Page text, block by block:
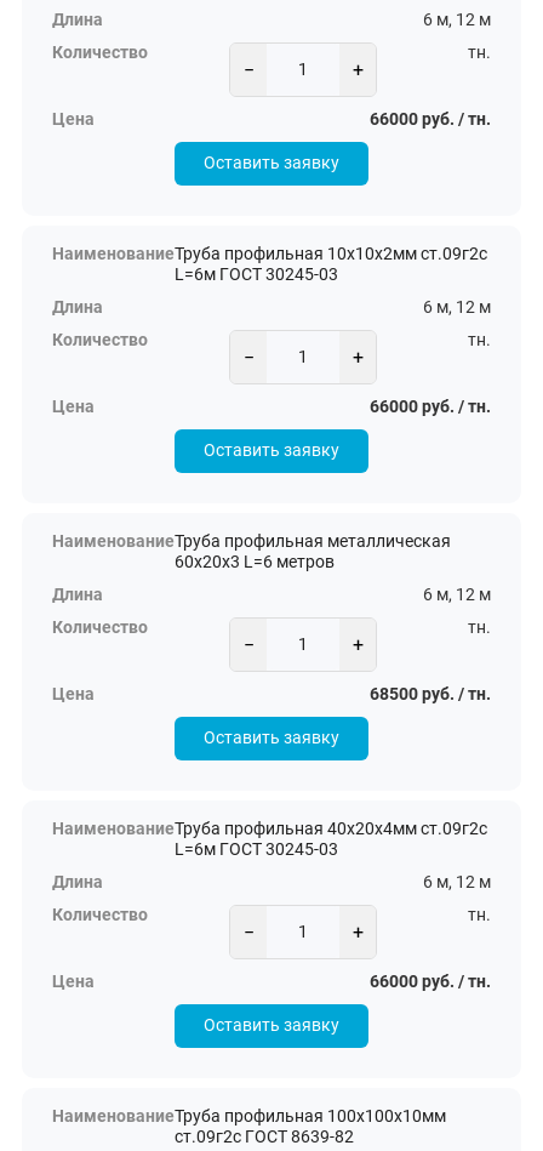
6 м, 12 м
− +
тн.
66000 руб. / тн.
Оставить заявку
Труба профильная 10х10х2мм ст.09г2с
L=6м ГОСТ 30245-03
6 м, 12 м
− +
тн.
66000 руб. / тн.
Оставить заявку
Труба профильная металлическая
60х20х3 L=6 метров
6 м, 12 м
− +
тн.
68500 руб. / тн.
Оставить заявку
Труба профильная 40х20х4мм ст.09г2с
L=6м ГОСТ 30245-03
6 м, 12 м
− +
тн.
66000 руб. / тн.
Оставить заявку
Труба профильная 100х100х10мм
ст.09г2с ГОСТ 8639-82